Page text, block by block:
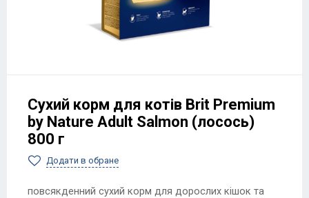
Сухий корм для котів Brit Premium
by Nature Adult Salmon (лосось)
800 г
Додати в обране
повсякденний сухий корм для дорослих кішок та